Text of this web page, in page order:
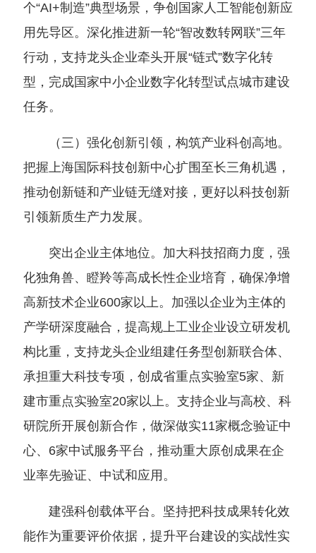
个“AI+制造”典型场景，争创国家人工智能创新应
用先导区。深化推进新一轮“智改数转网联”三年
行动，支持龙头企业牵头开展“链式”数字化转
型，完成国家中小企业数字化转型试点城市建设
任务。
（三）强化创新引领，构筑产业科创高地。
把握上海国际科技创新中心扩围至长三角机遇，
推动创新链和产业链无缝对接，更好以科技创新
引领新质生产力发展。
突出企业主体地位。加大科技招商力度，强
化独角兽、瞪羚等高成长性企业培育，确保净增
高新技术企业600家以上。加强以企业为主体的
产学研深度融合，提高规上工业企业设立研发机
构比重，支持龙头企业组建任务型创新联合体、
承担重大科技专项，创成省重点实验室5家、新
建市重点实验室20家以上。支持企业与高校、科
研院所开展创新合作，做深做实11家概念验证中
心、6家中试服务平台，推动重大原创成果在企
业率先验证、中试和应用。
建强科创载体平台。坚持把科技成果转化效
能作为重要评价依据，提升平台建设的实战性实